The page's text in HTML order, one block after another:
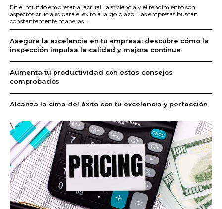
En el mundo empresarial actual, la eficiencia y el rendimiento son
aspectos cruciales para el éxito a largo plazo. Las empresas buscan
constantemente maneras...
Asegura la excelencia en tu empresa: descubre cómo la
inspección impulsa la calidad y mejora continua
Aumenta tu productividad con estos consejos
comprobados
Alcanza la cima del éxito con tu excelencia y perfección